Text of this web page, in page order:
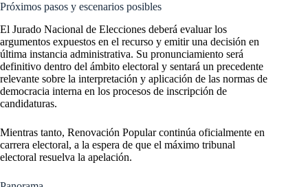
Próximos pasos y escenarios posibles
El Jurado Nacional de Elecciones deberá evaluar los
argumentos expuestos en el recurso y emitir una decisión en
última instancia administrativa. Su pronunciamiento será
definitivo dentro del ámbito electoral y sentará un precedente
relevante sobre la interpretación y aplicación de las normas de
democracia interna en los procesos de inscripción de
candidaturas.
Mientras tanto, Renovación Popular continúa oficialmente en
carrera electoral, a la espera de que el máximo tribunal
electoral resuelva la apelación.